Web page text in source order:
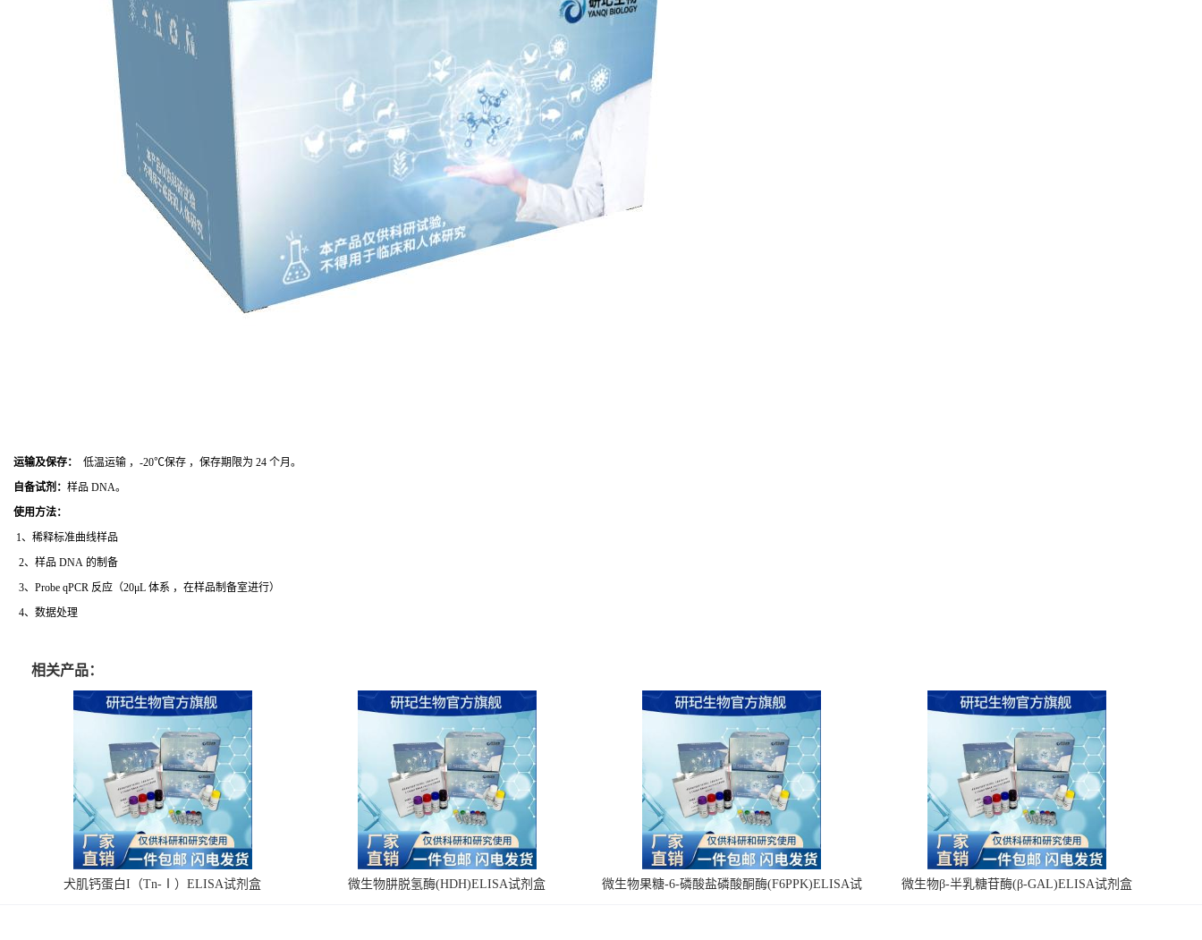
运输及保存：
低温运输 ，-20℃保存 ，保存期限为 24 个月。
自备试剂： 样品 DNA。
使用方法：
1、稀释标准曲线样品
2、样品 DNA 的制备
3、Probe qPCR 反应（20μL 体系 ，在样品制备室进行）
4、数据处理
相关产品：
犬肌钙蛋白I（Tn-Ⅰ）ELISA试剂盒 微生物肼脱氢酶(HDH)ELISA试剂盒
微生物果糖-6-磷酸盐磷酸酮酶(F6PPK)ELISA试
微生物β-半乳糖苷酶(β-GAL)ELISA试剂盒